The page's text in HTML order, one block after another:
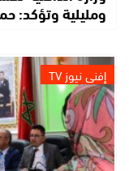
ومليلية وتؤكد:
إفني نيوز TV